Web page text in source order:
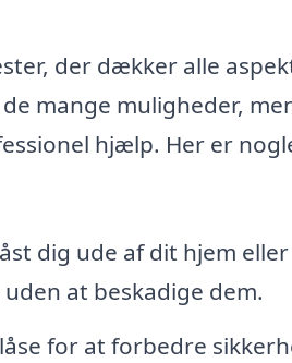
der dækker alle
mange muligheder,
hjælp. Her er
dig ude af dit hjem eller
at beskadige dem.
for at forbedre